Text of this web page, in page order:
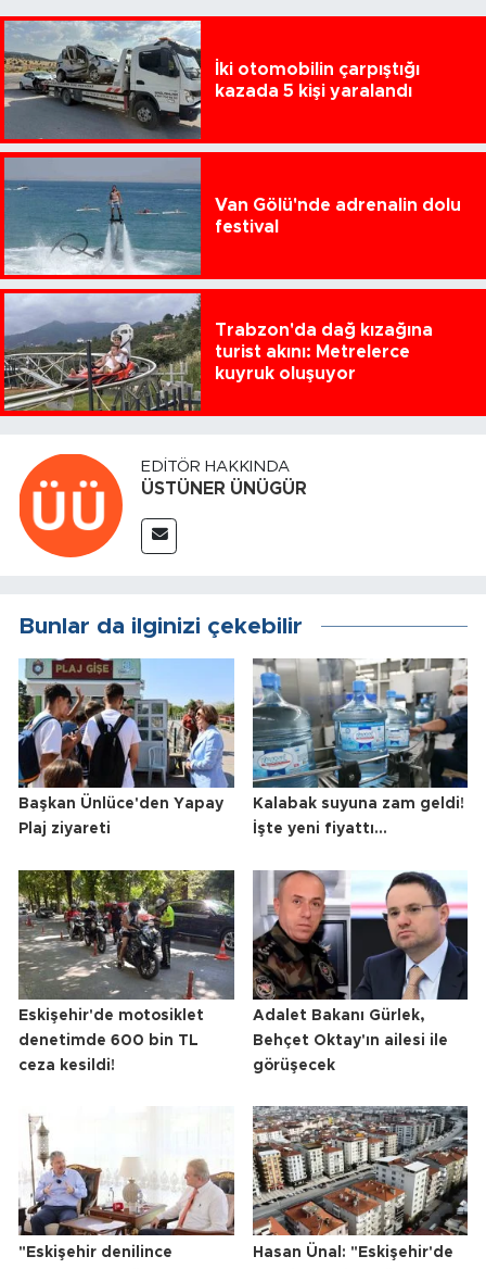
İki otomobilin çarpıştığı
kazada 5 kişi yaralandı
Van Gölü'nde adrenalin dolu
festival
Trabzon'da dağ kızağına
turist akını: Metrelerce
kuyruk oluşuyor
EDITÖR HAKKINDA
ÜSTÜNER ÜNÜGÜR
Bunlar da ilginizi çekebilir
Başkan Ünlüce'den Yapay
Plaj ziyareti
Kalabak suyuna zam geldi!
İşte yeni fiyattı...
Eskişehir'de motosiklet
denetimde 600 bin TL
ceza kesildi!
Adalet Bakanı Gürlek,
Behçet Oktay'ın ailesi ile
görüşecek
"Eskişehir denilince
Hasan Ünal: "Eskişehir'de